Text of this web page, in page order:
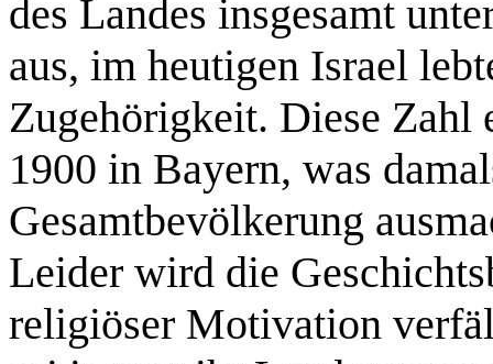
des Landes insgesamt
aus, im heutigen Israel
Zugehörigkeit. Diese Zahl
1900 in Bayern, was
Gesamtbevölkerung
Leider wird die
religiöser Motivation